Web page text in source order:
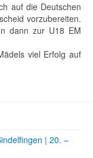
auf die Deutschen
vorzubereiten.
dann zur U18 EM
viel Erfolg auf
| 20. –